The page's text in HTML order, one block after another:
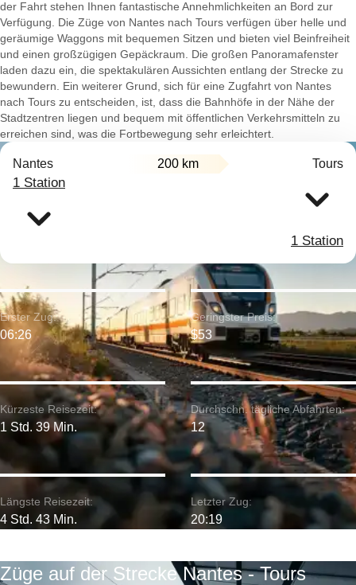
der Fahrt stehen Ihnen fantastische Annehmlichkeiten an Bord zur
Verfügung. Die Züge von Nantes nach Tours verfügen über helle und
geräumige Waggons mit bequemen Sitzen und bieten viel Beinfreiheit
und einen großzügigen Gepäckraum. Die großen Panoramafenster
laden dazu ein, die spektakulären Aussichten entlang der Strecke zu
bewundern. Ein weiterer Grund, sich für eine Zugfahrt von Nantes
nach Tours zu entscheiden, ist, dass die Bahnhöfe in der Nähe der
Stadtzentren liegen und bequem mit öffentlichen Verkehrsmitteln zu
erreichen sind, was die Fortbewegung sehr erleichtert.
Nantes 200 km Tours
1 Station
1 Station
Kürzeste Reisezeit:
1 Std. 39 Min.
Erster Zug:
06:26
Längste Reisezeit:
4 Std. 43 Min.
Geringster Preis:
$53
Durchschn. tägliche Abfahrten:
12
Letzter Zug:
20:19
Züge auf der Strecke Nantes - Tours